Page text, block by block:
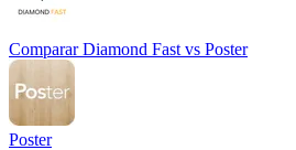
Comparar Diamond Fast vs Poster
Poster